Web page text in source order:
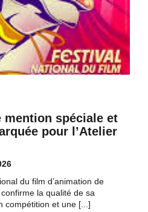
mention spéciale et
pour l’Atelier
du film d’animation de
la qualité de sa
compétition et une [...]